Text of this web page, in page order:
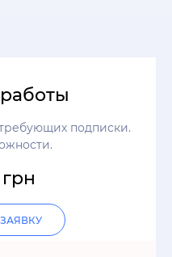
подписки.